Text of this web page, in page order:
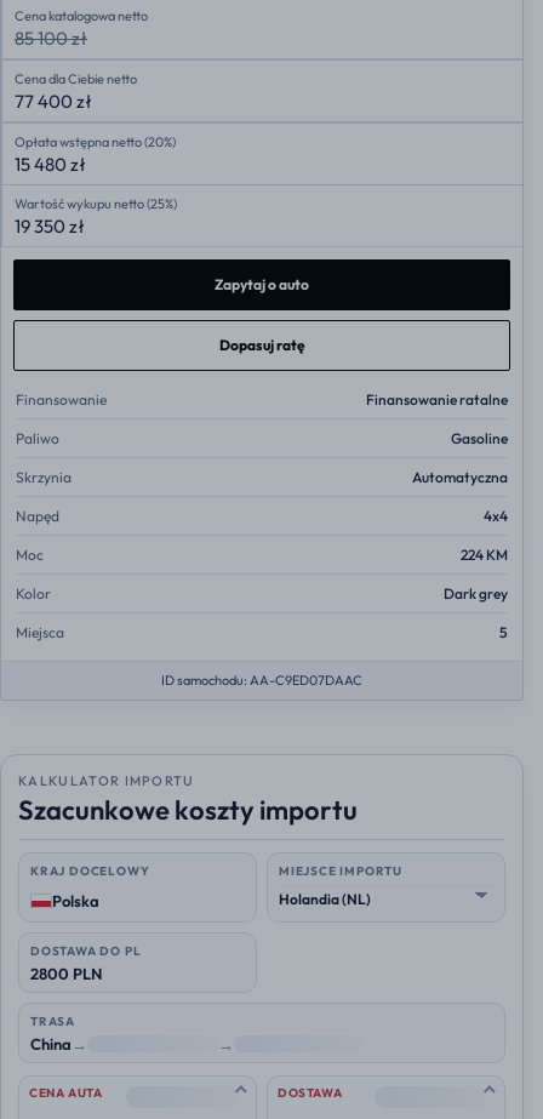
Cena katalogowa netto
85 100 zł
Cena dla Ciebie netto
77 400 zł
Opłata wstępna netto (20%)
15 480 zł
Wartość wykupu netto (25%)
19 350 zł
Zapytaj o auto
Dopasuj ratę
Finansowanie Finansowanie ratalne
Paliwo Gasoline
Skrzynia Automatyczna
Napęd 4x4
Moc 224 KM
Kolor Dark grey
Miejsca 5
ID samochodu: AA-C9ED07DAAC
KALKULATOR IMPORTU
Szacunkowe koszty importu
KRAJ DOCELOWY
Polska
MIEJSCE IMPORTU
DOSTAWA DO PL
2800 PLN
TRASA
China→ →
CENA AUTA -- DOSTAWA --